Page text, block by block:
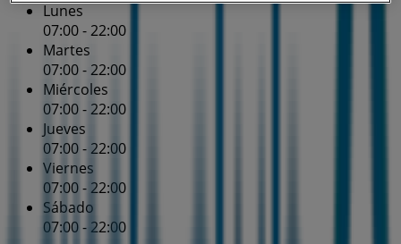
Lunes
07:00 - 22:00
Martes
07:00 - 22:00
Miércoles
07:00 - 22:00
Jueves
07:00 - 22:00
Viernes
07:00 - 22:00
Sábado
07:00 - 22:00